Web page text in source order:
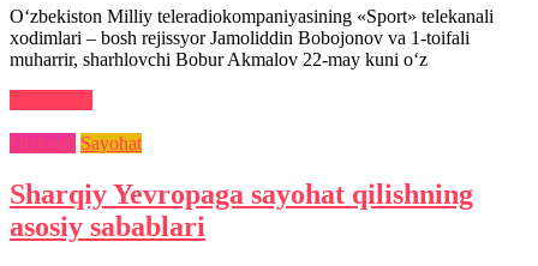
O‘zbekiston Milliy teleradiokompaniyasining «Sport» telekanali
xodimlari – bosh rejissyor Jamoliddin Bobojonov va 1-toifali
muharrir, sharhlovchi Bobur Akmalov 22-may kuni o‘z
Qiziqarli Sayohat
Sharqiy Yevropaga sayohat qilishning
asosiy sabablari